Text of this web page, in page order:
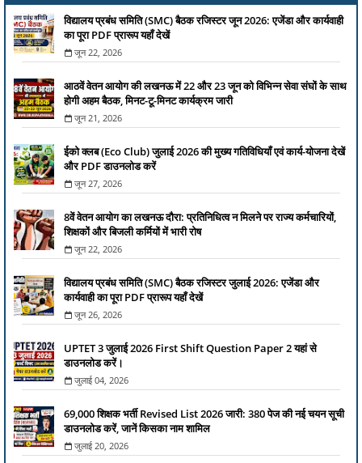
विद्यालय प्रबंध समिति (SMC) बैठक रजिस्टर जून 2026: एजेंडा और कार्यवाही
का पूरा PDF प्रारूप यहाँ देखें
जून 22, 2026
आठवें वेतन आयोग की लखनऊ में 22 और 23 जून को विभिन्न सेवा संघों के साथ
होगी अहम बैठक, मिनट-टू-मिनट कार्यक्रम जारी
जून 21, 2026
ईको क्लब (Eco Club) जुलाई 2026 की मुख्य गतिविधियाँ एवं कार्य-योजना देखें
और PDF डाउनलोड करें
जून 27, 2026
8वें वेतन आयोग का लखनऊ दौरा: प्रतिनिधित्व न मिलने पर राज्य कर्मचारियों,
शिक्षकों और बिजली कर्मियों में भारी रोष
जून 22, 2026
विद्यालय प्रबंध समिति (SMC) बैठक रजिस्टर जुलाई 2026: एजेंडा और
कार्यवाही का पूरा PDF प्रारूप यहाँ देखें
जून 26, 2026
UPTET 3 जुलाई 2026 First Shift Question Paper 2 यहां से
डाउनलोड करें।
जुलाई 04, 2026
69,000 शिक्षक भर्ती Revised List 2026 जारी: 380 पेज की नई चयन सूची
डाउनलोड करें, जानें किसका नाम शामिल
जुलाई 20, 2026